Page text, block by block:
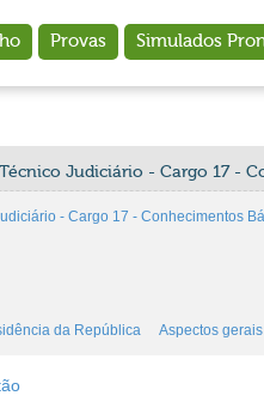
Provas Simulados
Técnico Judiciário - Cargo 17 -
- Cargo 17 - Conhecimentos
da República Aspectos